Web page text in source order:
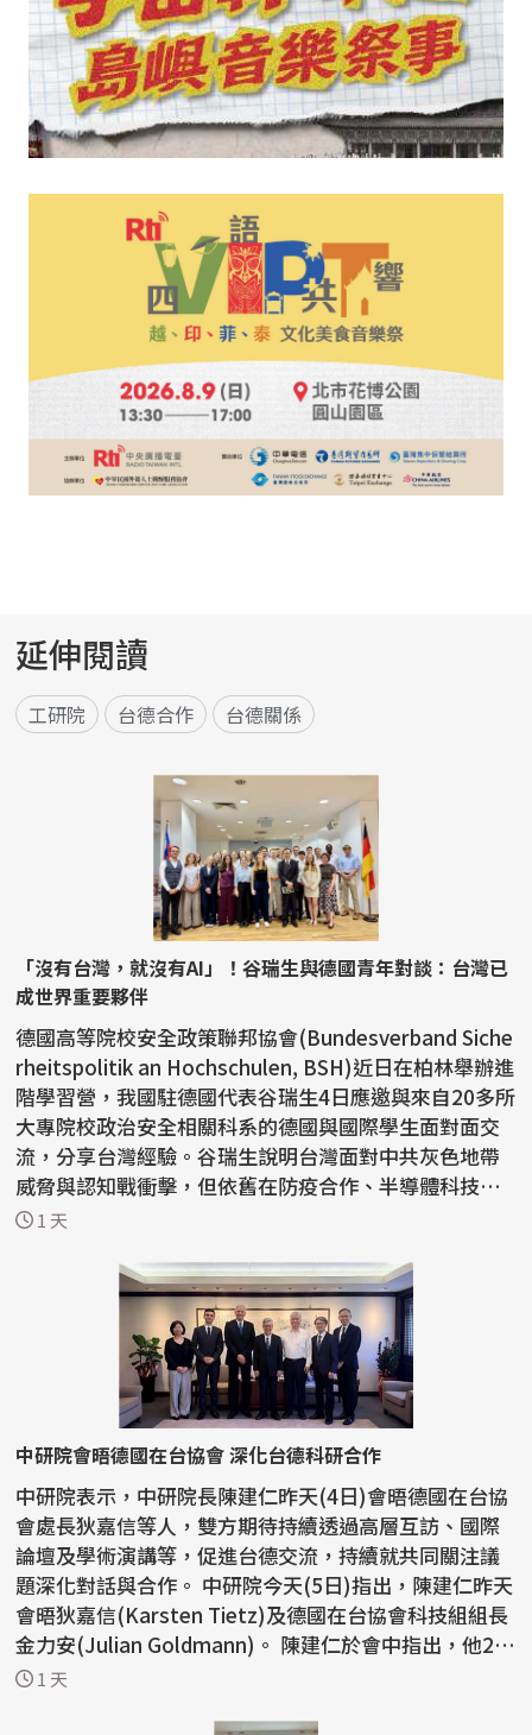
延伸閱讀
工研院 台德合作 台德關係
「沒有台灣，就沒有AI」！谷瑞生與德國青年對談：台灣已
成世界重要夥伴
德國高等院校安全政策聯邦協會(Bundesverband Siche
rheitspolitik an Hochschulen, BSH)近日在柏林舉辦進
階學習營，我國駐德國代表谷瑞生4日應邀與來自20多所
大專院校政治安全相關科系的德國與國際學生面對面交
流，分享台灣經驗。谷瑞生說明台灣面對中共灰色地帶
威脅與認知戰衝擊，但依舊在防疫合作、半導體科技到
建立...
1 天
中研院會晤德國在台協會 深化台德科研合作
中研院表示，中研院長陳建仁昨天(4日)會晤德國在台協
會處長狄嘉信等人，雙方期待持續透過高層互訪、國際
論壇及學術演講等，促進台德交流，持續就共同關注議
題深化對話與合作。 中研院今天(5日)指出，陳建仁昨天
會晤狄嘉信(Karsten Tietz)及德國在台協會科技組組長
金力安(Julian Goldmann)。 陳建仁於會中指出，他2
0...1 天